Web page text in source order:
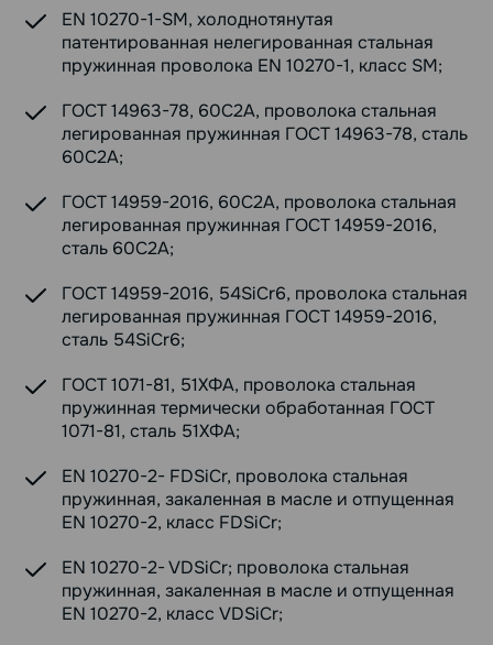
EN 10270-1-SM, холоднотянутая
патентированная нелегированная стальная
пружинная проволока EN 10270-1, класс SM;
ГОСТ 14963-78, 60С2А, проволока стальная
легированная пружинная ГОСТ 14963-78, сталь
60С2А;
ГОСТ 14959-2016, 60С2А, проволока стальная
легированная пружинная ГОСТ 14959-2016,
сталь 60С2А;
ГОСТ 14959-2016, 54SiCr6, проволока стальная
легированная пружинная ГОСТ 14959-2016,
сталь 54SiCr6;
ГОСТ 1071-81, 51ХФА, проволока стальная
пружинная термически обработанная ГОСТ
1071-81, сталь 51ХФА;
EN 10270-2- FDSiCr, проволока стальная
пружинная, закаленная в масле и отпущенная
EN 10270-2, класс FDSiCr;
EN 10270-2- VDSiCr; проволока стальная
пружинная, закаленная в масле и отпущенная
EN 10270-2, класс VDSiCr;